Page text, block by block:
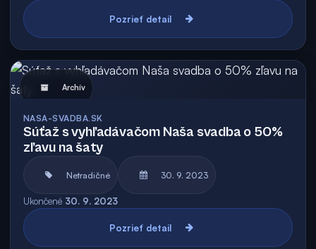
Pozrieť detail
Archív
NASA-SVADBA.SK
Súťaž s vyhľadávačom Naša svadba o 50%
zľavu na šaty
Netradičné 30. 9. 2023
Ukončené 30. 9. 2023
Pozrieť detail